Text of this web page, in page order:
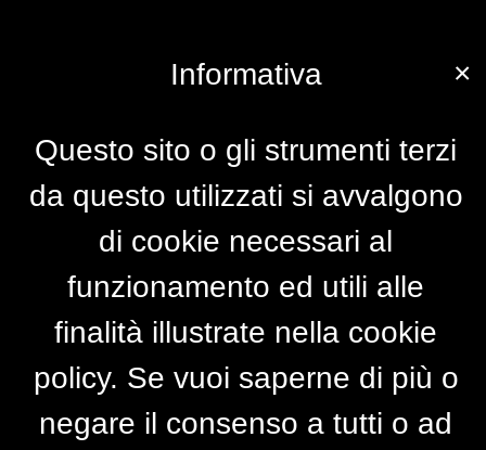
×
Informativa
Questo sito o gli strumenti terzi
da questo utilizzati si avvalgono
di cookie necessari al
funzionamento ed utili alle
finalità illustrate nella cookie
policy. Se vuoi saperne di più o
negare il consenso a tutti o ad